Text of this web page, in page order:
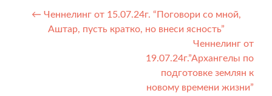
Навигация
← Ченнелинг от 15.07.24г. “Поговори со мной,
Аштар, пусть кратко, но внеси ясность”
Ченнелинг от
19.07.24г.”Архангелы по
подготовке землян к
новому времени жизни”